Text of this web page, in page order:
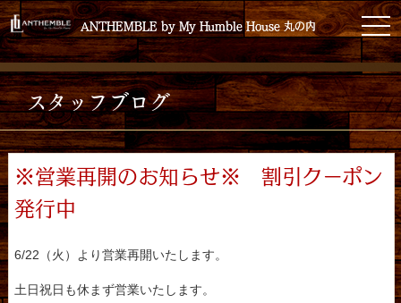
ANTHEMBLE by My Humble House 丸の内
ANTHEMBLE by My Humble House 丸の内
スタッフブログ
※営業再開のお知らせ※ 割引クーポン
発行中
6/22（火）より営業再開いたします。
土日祝日も休まず営業いたします。